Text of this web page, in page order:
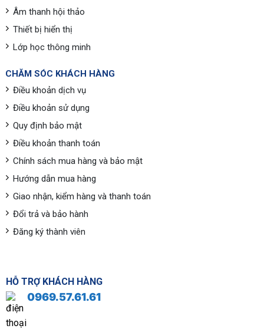
Âm thanh hội thảo
Thiết bị hiển thị
Lớp học thông minh
CHĂM SÓC KHÁCH HÀNG
Điều khoản dịch vụ
Điều khoản sử dụng
Quy định bảo mật
Điều khoản thanh toán
Chính sách mua hàng và bảo mật
Hướng dẫn mua hàng
Giao nhận, kiểm hàng và thanh toán
Đổi trả và bảo hành
Đăng ký thành viên
HỖ TRỢ KHÁCH HÀNG
0969.57.61.61